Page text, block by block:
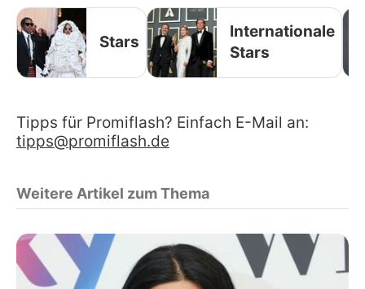
Stars
Internationale
Stars
Tipps für Promiflash? Einfach E-Mail an:
tipps@promiflash.de
Weitere Artikel zum Thema